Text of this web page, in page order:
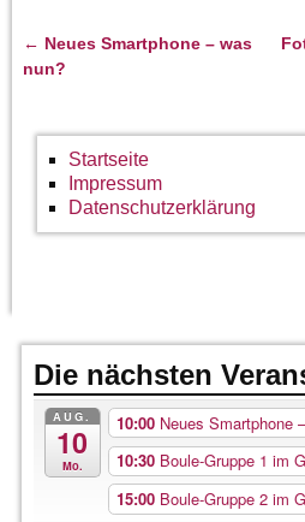
Artikelnavigation
← Neues Smartphone – was
nun?
Startseite
Impressum
Datenschutzerklärung
Die nächsten
AUG.
10
Mo.
10:00 Neues Smartphone
10:30 Boule-Gruppe 1 im
15:00 Boule-Gruppe 2 im